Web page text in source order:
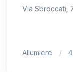
Via Sbroccati,
Allumiere